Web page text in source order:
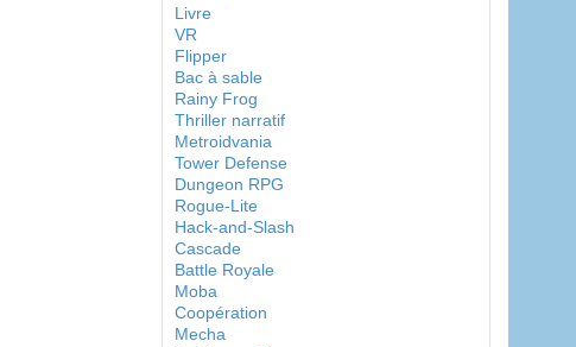
Livre
VR
Flipper
Bac à sable
Rainy Frog
Thriller narratif
Metroidvania
Tower Defense
Dungeon RPG
Rogue-Lite
Hack-and-Slash
Cascade
Battle Royale
Moba
Coopération
Mecha